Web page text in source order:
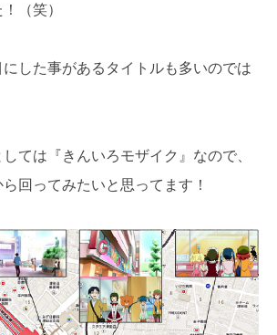
（笑）
した事があるタイトルも多いのでは
ては『きんいろモザイク』なので、
回ってみたいと思ってます！